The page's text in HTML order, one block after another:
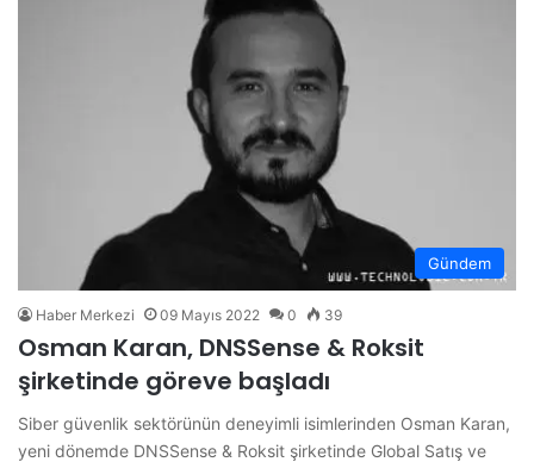
Gündem
Haber Merkezi 09 Mayıs 2022 0 39
Osman Karan, DNSSense & Roksit
şirketinde göreve başladı
Siber güvenlik sektörünün deneyimli isimlerinden Osman Karan,
yeni dönemde DNSSense & Roksit şirketinde Global Satış ve